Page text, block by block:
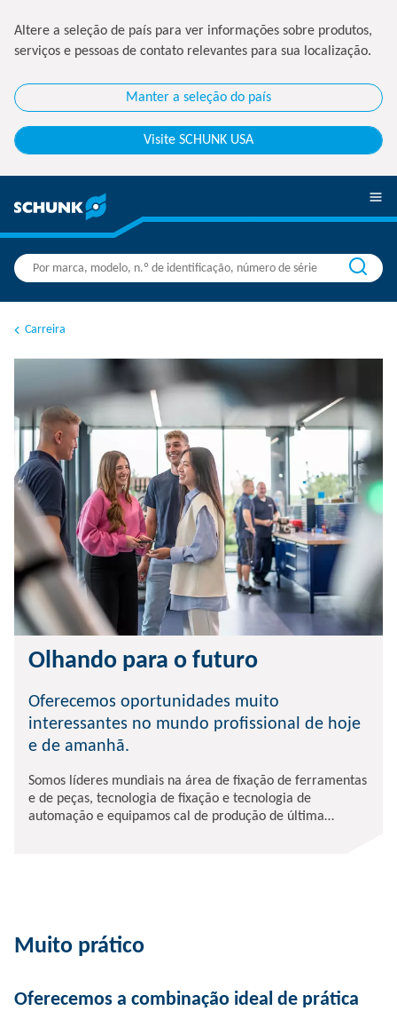
Altere a seleção de país para ver informações sobre produtos,
serviços e pessoas de contato relevantes para sua localização.
Manter a seleção do país
Visite SCHUNK USA
Carreira
Olhando para o futuro
Oferecemos oportunidades muito
interessantes no mundo profissional de hoje
e de amanhã.
Somos líderes mundiais na área de fixação de ferramentas
e de peças, tecnologia de fixação e tecnologia de
automação e equipamos cal de produção de última
Muito prático
Oferecemos a combinação ideal de prática